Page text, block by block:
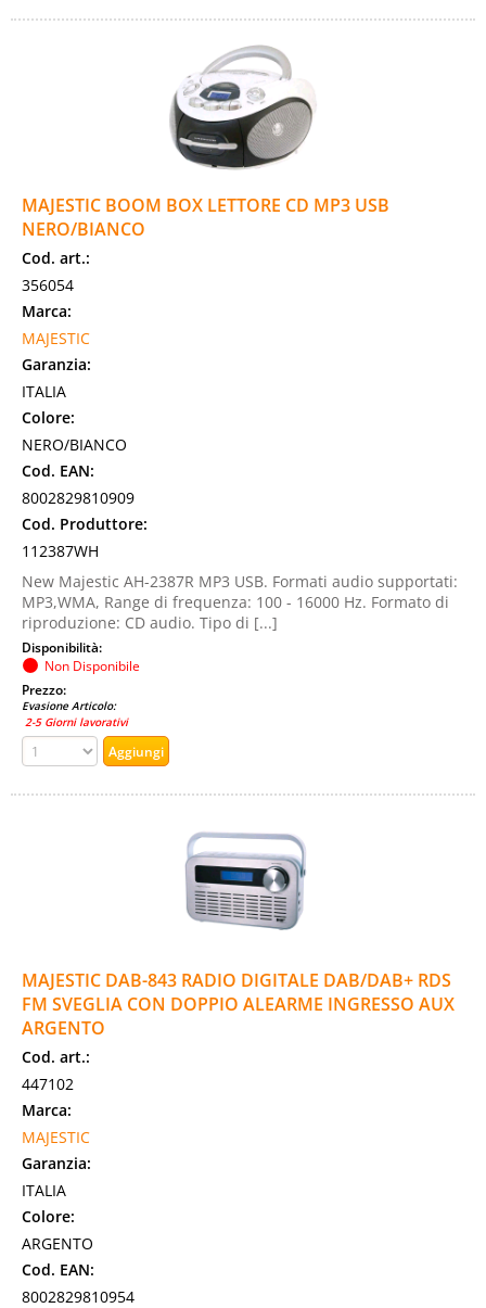
MAJESTIC BOOM BOX LETTORE CD MP3 USB
NERO/BIANCO
Cod. art.:
356054
Marca:
MAJESTIC
Garanzia:
ITALIA
Colore:
NERO/BIANCO
Cod. EAN:
8002829810909
Cod. Produttore:
112387WH
New Majestic AH-2387R MP3 USB. Formati audio supportati:
MP3,WMA, Range di frequenza: 100 - 16000 Hz. Formato di
riproduzione: CD audio. Tipo di [...]
Disponibilità:
Non Disponibile
Prezzo:
Evasione Articolo:
2-5 Giorni lavorativi
MAJESTIC DAB-843 RADIO DIGITALE DAB/DAB+ RDS
FM SVEGLIA CON DOPPIO ALEARME INGRESSO AUX
ARGENTO
Cod. art.:
447102
Marca:
MAJESTIC
Garanzia:
ITALIA
Colore:
ARGENTO
Cod. EAN:
8002829810954